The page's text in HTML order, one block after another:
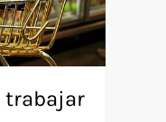
trabajar